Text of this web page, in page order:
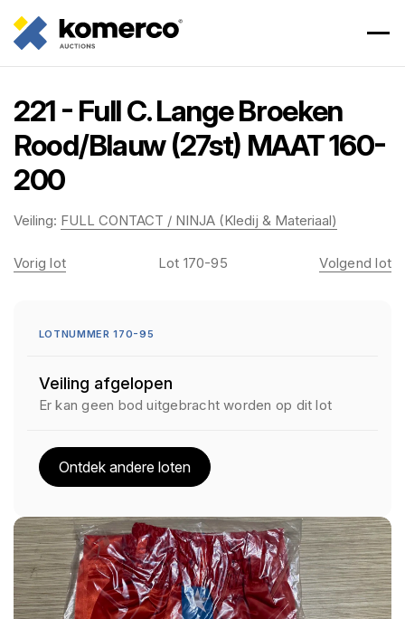
221 - Full C. Lange Broeken
Rood/Blauw (27st) MAAT 160-
200
Veiling: FULL CONTACT / NINJA (Kledij & Materiaal)
Vorig lot Lot 170-95 Volgend lot
LOTNUMMER 170-95
Veiling afgelopen
Er kan geen bod uitgebracht worden op dit lot
Ontdek andere loten